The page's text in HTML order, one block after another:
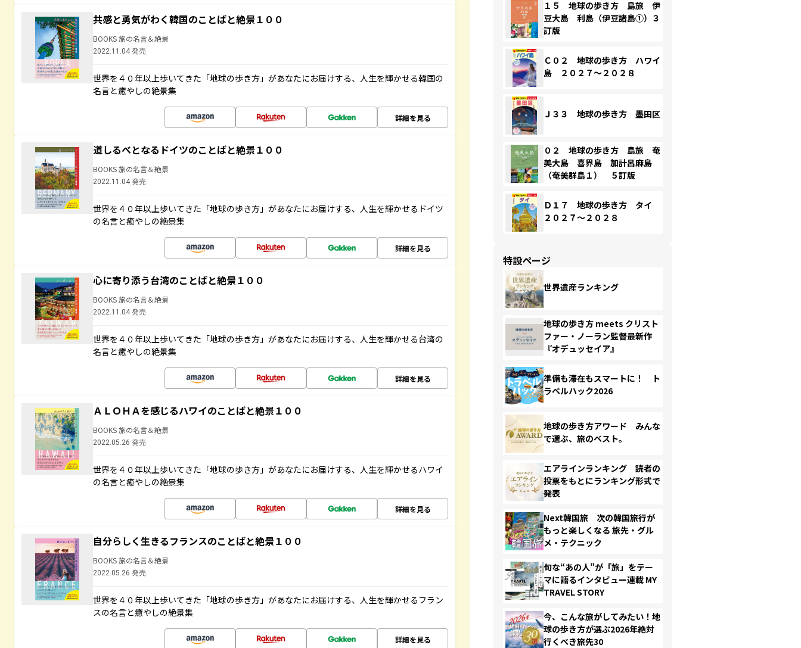
共感と勇気がわく韓国のことばと絶景１００
BOOKS 旅の名言＆絶景
2022.11.04 発売
世界を４０年以上歩いてきた「地球の歩き方」があなたにお届けする、人生を輝かせる韓国の
名言と癒やしの絶景集
詳細を見る
道しるべとなるドイツのことばと絶景１００
BOOKS 旅の名言＆絶景
2022.11.04 発売
世界を４０年以上歩いてきた「地球の歩き方」があなたにお届けする、人生を輝かせるドイツ
の名言と癒やしの絶景集
詳細を見る
心に寄り添う台湾のことばと絶景１００
BOOKS 旅の名言＆絶景
2022.11.04 発売
世界を４０年以上歩いてきた「地球の歩き方」があなたにお届けする、人生を輝かせる台湾の
名言と癒やしの絶景集
詳細を見る
ＡＬＯＨＡを感じるハワイのことばと絶景１００
BOOKS 旅の名言＆絶景
2022.05.26 発売
世界を４０年以上歩いてきた「地球の歩き方」があなたにお届けする、人生を輝かせるハワイ
の名言と癒やしの絶景集
詳細を見る
自分らしく生きるフランスのことばと絶景１００
BOOKS 旅の名言＆絶景
2022.05.26 発売
世界を４０年以上歩いてきた「地球の歩き方」があなたにお届けする、人生を輝かせるフラン
スの名言と癒やしの絶景集
詳細を見る
１５ 地球の歩き方 島旅 伊
豆大島 利島（伊豆諸島①）３
訂版
Ｃ０２ 地球の歩き方 ハワイ
島 ２０２７～２０２８
Ｊ３３ 地球の歩き方 墨田区
０２ 地球の歩き方 島旅 奄
美大島 喜界島 加計呂麻島
（奄美群島１） ５訂版
Ｄ１７ 地球の歩き方 タイ
２０２７～２０２８
特設ページ
世界遺産ランキング
地球の歩き方 meets クリスト
ファー・ノーラン監督最新作
『オデュッセイア』
準備も滞在もスマートに！ ト
ラベルハック2026
地球の歩き方アワード みんな
で選ぶ、旅のベスト。
エアラインランキング 読者の
投票をもとにランキング形式で
発表
Next韓国旅 次の韓国旅行が
もっと楽しくなる 旅先・グル
メ・テクニック
旬な“あの人”が「旅」をテー
マに語るインタビュー連載 MY
TRAVEL STORY
今、こんな旅がしてみたい！地
球の歩き方が選ぶ2026年絶対
行くべき旅先30